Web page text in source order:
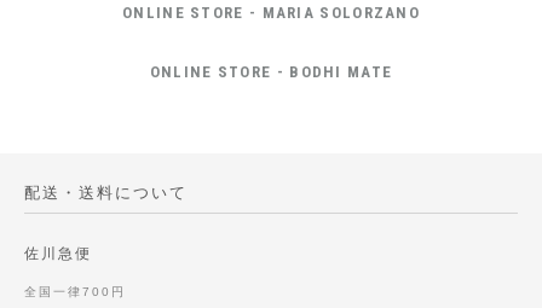
ONLINE STORE - MARIA SOLORZANO
ONLINE STORE - BODHI MATE
配送・送料について
佐川急便
全国一律700円